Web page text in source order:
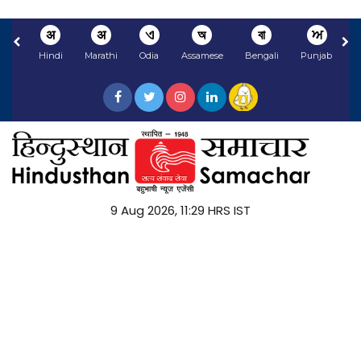
अ
Hindi
अ
Marathi
ଏ
Odia
অ
Assamese
বা
Bengali
ਅ
Punjabi
9 Aug 2026, 11:29 HRS IST